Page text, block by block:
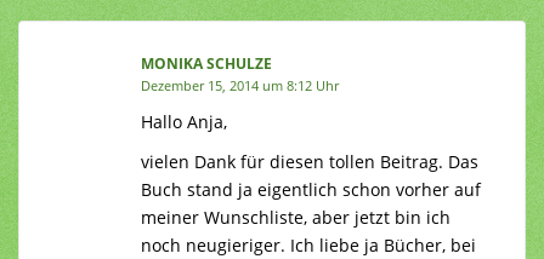
MONIKA SCHULZE
Dezember 15, 2014 um 8:12 Uhr
Hallo Anja,
vielen Dank für diesen tollen Beitrag. Das
Buch stand ja eigentlich schon vorher auf
meiner Wunschliste, aber jetzt bin ich
noch neugieriger. Ich liebe ja Bücher, bei